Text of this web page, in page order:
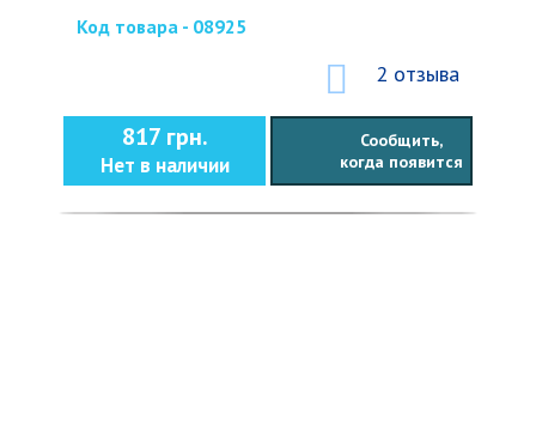
Код товара - 08925
2 отзыва
817 грн.
Нет в наличии
Сообщить,
когда появится